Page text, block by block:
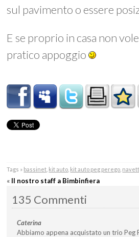
sul pavimento o essere
E se proprio in casa non
pratico appoggio
Tags » bassinet kit auto kit auto peg perego
« Il nostro staff a Bimbinfiera
135 Commenti
Caterina
Abbiamo appena acquistato un trio Peg